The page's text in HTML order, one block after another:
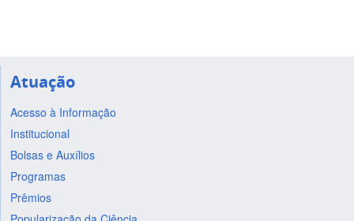
Atuação
Acesso à Informação
Institucional
Bolsas e Auxílios
Programas
Prêmios